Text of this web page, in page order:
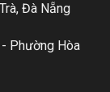
Đà Nẵng
Phường Hòa